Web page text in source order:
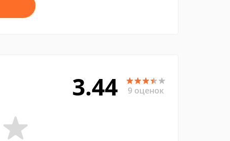
3.44 9 оценок